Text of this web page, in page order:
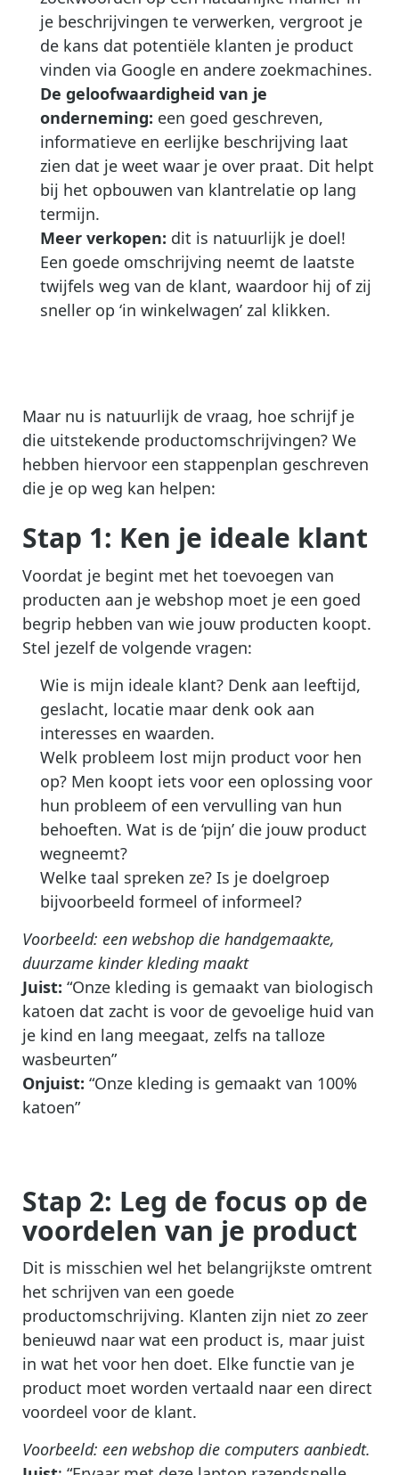
je beschrijvingen te verwerken, vergroot je
de kans dat potentiële klanten je product
vinden via Google en andere zoekmachines.
De geloofwaardigheid van je
onderneming: een goed geschreven,
informatieve en eerlijke beschrijving laat
zien dat je weet waar je over praat. Dit helpt
bij het opbouwen van klantrelatie op lang
termijn.
Meer verkopen: dit is natuurlijk je doel!
Een goede omschrijving neemt de laatste
twijfels weg van de klant, waardoor hij of zij
sneller op ‘in winkelwagen’ zal klikken.
Maar nu is natuurlijk de vraag, hoe schrijf je
die uitstekende productomschrijvingen? We
hebben hiervoor een stappenplan geschreven
die je op weg kan helpen:
Stap 1: Ken je ideale klant
Voordat je begint met het toevoegen van
producten aan je webshop moet je een goed
begrip hebben van wie jouw producten koopt.
Stel jezelf de volgende vragen:
Wie is mijn ideale klant? Denk aan leeftijd,
geslacht, locatie maar denk ook aan
interesses en waarden.
Welk probleem lost mijn product voor hen
op? Men koopt iets voor een oplossing voor
hun probleem of een vervulling van hun
behoeften. Wat is de ‘pijn’ die jouw product
wegneemt?
Welke taal spreken ze? Is je doelgroep
bijvoorbeeld formeel of informeel?
Voorbeeld: een webshop die handgemaakte,
duurzame kinder kleding maakt
Juist: “Onze kleding is gemaakt van biologisch
katoen dat zacht is voor de gevoelige huid van
je kind en lang meegaat, zelfs na talloze
wasbeurten”
Onjuist: “Onze kleding is gemaakt van 100%
katoen”
Stap 2: Leg de focus op de
voordelen van je product
Dit is misschien wel het belangrijkste omtrent
het schrijven van een goede
productomschrijving. Klanten zijn niet zo zeer
benieuwd naar wat een product is, maar juist
in wat het voor hen doet. Elke functie van je
product moet worden vertaald naar een direct
voordeel voor de klant.
Voorbeeld: een webshop die computers aanbiedt.